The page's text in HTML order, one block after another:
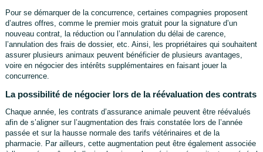
Pour se démarquer de la concurrence, certaines compagnies proposent
d’autres offres, comme le premier mois gratuit pour la signature d’un
nouveau contrat, la réduction ou l’annulation du délai de carence,
l’annulation des frais de dossier, etc. Ainsi, les propriétaires qui souhaitent
assurer plusieurs animaux peuvent bénéficier de plusieurs avantages,
voire en négocier des intérêts supplémentaires en faisant jouer la
concurrence.
La possibilité de négocier lors de la réévaluation des contrats
Chaque année, les contrats d’assurance animale peuvent être réévalués
afin de s’aligner sur l’augmentation des frais constatée lors de l’année
passée et sur la hausse normale des tarifs vétérinaires et de la
pharmacie. Par ailleurs, cette augmentation peut être également associée